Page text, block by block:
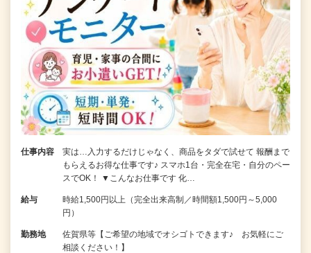
仕事内容
実は…入力するだけじゃなく、商品をタダで試せて 報酬まで
もらえるお得な仕事です♪ スマホ1台・完全在宅・自分のペー
スでOK！ ▼こんなお仕事です 化…
給与
時給1,500円以上（完全出来高制／時間額1,500円～5,000
円）
勤務地
佐賀県等【ご希望の地域でオシゴトできます♪ お気軽にご
相談ください！】